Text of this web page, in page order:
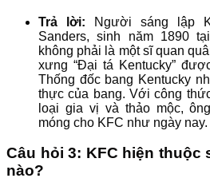
Trả lời: Người sáng lập
Sanders, sinh năm 1890
không phải là một sĩ quan
xưng “Đại tá Kentucky”
Thống đốc bang Kentucky
thực của bang. Với công
loại gia vị và thảo mộc,
móng cho KFC như ngày nay.
Câu hỏi 3: KFC hiện
nào?